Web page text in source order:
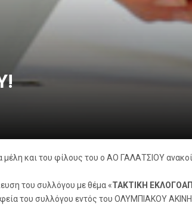
μέλη και του φίλους του ο ΑΟ ΓΑΛΑΤΣΙΟΥ
του συλλόγου με θέμα «ΤΑΚΤΙΚΗ
του συλλόγου εντός του ΟΛΥΜΠΙΑΚΟΥ